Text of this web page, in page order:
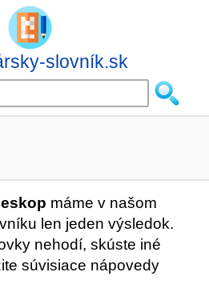
slovník.sk
máme v našom
len jeden výsledok.
nehodí, skúste iné
súvisiace nápovedy